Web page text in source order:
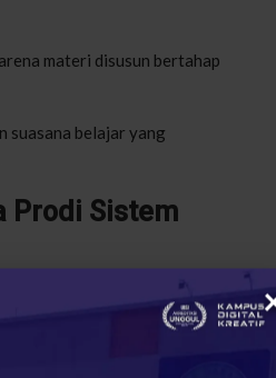
materi disusun bertahap
suasana belajar yang
Prodi Sistem
mahasiswa, tetapi juga saat
dan memecahkan masalah